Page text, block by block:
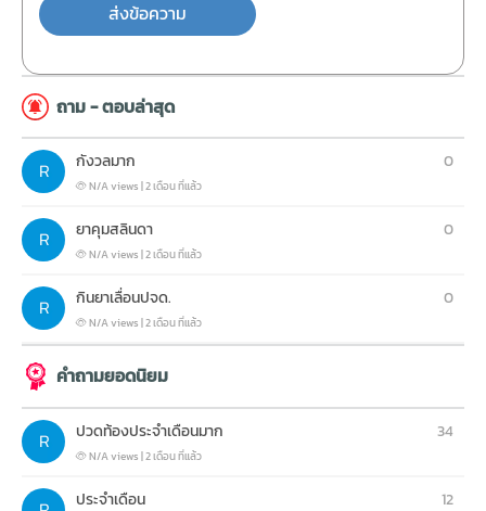
ส่งข้อความ
ถาม - ตอบล่าสุด
0
กังวลมาก
N/A views |2 เดือน ที่แล้ว
0
ยาคุมสลินดา
N/A views |2 เดือน ที่แล้ว
0
กินยาเลื่อนปจด.
N/A views |2 เดือน ที่แล้ว
คำถามยอดนิยม
34
ปวดท้องประจำเดือนมาก
N/A views |2 เดือน ที่แล้ว
12
ประจำเดือน